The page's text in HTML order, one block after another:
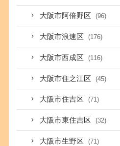
大阪市阿倍野区 (96)
大阪市浪速区 (176)
大阪市西成区 (116)
大阪市住之江区 (45)
大阪市住吉区 (71)
大阪市東住吉区 (32)
大阪市生野区 (71)